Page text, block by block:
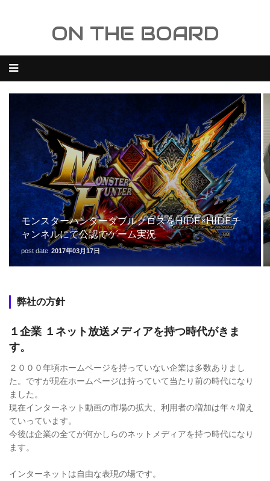
ON THE BOARD
モンスターハンターダブルクロスをHIDE×HIDEチ
ャンネルにて公認でゲーム実況
post date 2017年03月17日
弊社の方針
１企業 １ネット放送メディアを持つ時代がきま
す。
２０００年頃ホームページを持っていない企業は多数ありまし
た。ですが現在ホームページは持っていて当たり前の時代になり
ました。
現在インターネット動画の市場の拡大、利用者の増加は年々増え
ていっています。
今後は企業の全てが何かしらのネットメディアを持つ時代になり
ます。
インターネットは自由な表現の場です。